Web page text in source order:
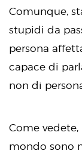
Comunque,
stupidi da
persona
capace di
non di
Come
mondo sono